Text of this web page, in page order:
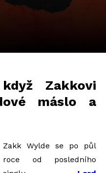
Zakkovi
máslo a
Zakk Wylde se po půl
roce od posledního